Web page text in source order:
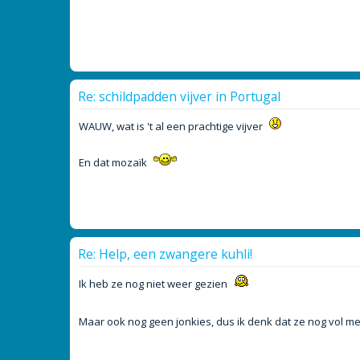
Re: schildpadden vijver in Portugal
WAUW, wat is 't al een prachtige vijver
En dat mozaïk
Re: Help, een zwangere kuhli!
Ik heb ze nog niet weer gezien
Maar ook nog geen jonkies, dus ik denk dat ze nog vol